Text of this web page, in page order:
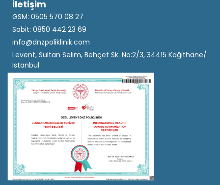
İletişim
GSM: 0505 570 08 27
Sabit: 0850 442 23 69
info@dnzpoliklinik.com
Levent, Sultan Selim, Behçet Sk. No:2/3, 34415 Kağıthane/
İstanbul